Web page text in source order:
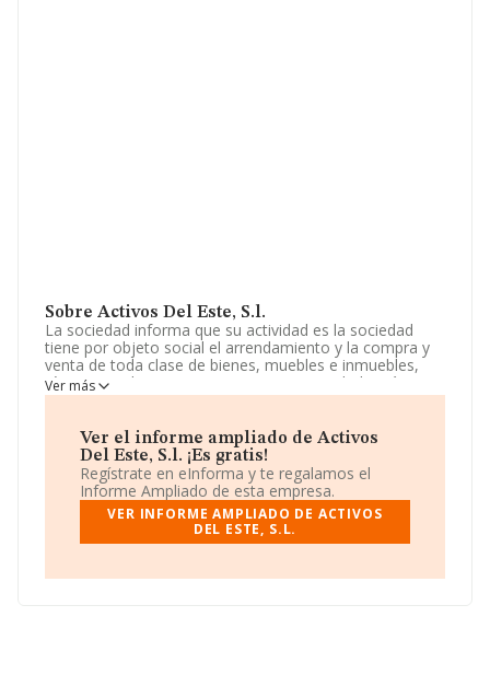
Sobre Activos Del Este, S.l.
La sociedad informa que su actividad es la sociedad
tiene por objeto social el arrendamiento y la compra y
venta de toda clase de bienes, muebles e inmuebles,
rústicos y urbanos, c.n.a.e. 6820. La sociedad está
inscrita en el Registro Mercantil como Sociedad
inmobiliarios por cuenta propia'. La sociedad no tiene
actividad en mercados exteriores.
Para ponerse en contacto con sus oficinas, la empresa
facilita el número de teléfono 950390386 y la dirección
de correo es rocio.flores@grupoveramatic.es.
encuentra en Carretera Nacional 340 Km 529.700,
Ver más
Ver el informe ampliado de Activos
Del Este, S.l. ¡Es gratis!
Regístrate en eInforma y te regalamos el
Informe Ampliado de esta empresa.
VER INFORME AMPLIADO DE ACTIVOS
DEL ESTE, S.L.